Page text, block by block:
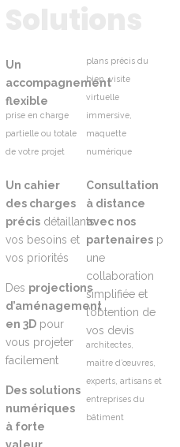
Un
accompagnement
flexible
prise en charge
partielle ou totale
de votre projet
Un cahier
des charges
précis détaillants
vos besoins et
vos priorités
Des projections
d’aménagement
en 3D pour
vous projeter
facilement
Des solutions
numériques
à forte
valeur
plans précis du
bien, visite
virtuelle
immersive,
maquette
numérique
Consultation
à distance
avec nos
partenairespour
une
collaboration
simplifiée et
l’obtention de
vos devis
architectes,
maitre d’œuvres,
experts, artisans et
entreprises du
bâtiment